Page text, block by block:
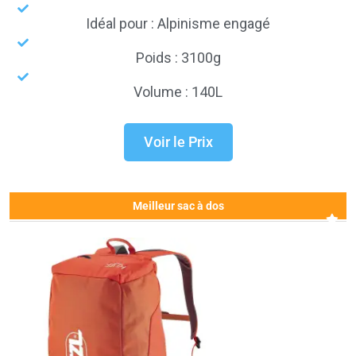
Idéal pour : Alpinisme engagé
Poids : 3100g
Volume : 140L
Voir le Prix
Meilleur sac à dos